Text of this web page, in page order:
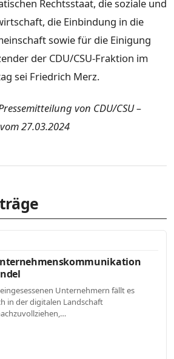
Rechtsstaat, die soziale und
die Einbindung in die
sowie für die Einigung
der CDU/CSU-Fraktion im
sei Friedrich Merz.
von CDU/CSU –
27.03.2024
Unternehmern fällt es
in der digitalen Landschaft